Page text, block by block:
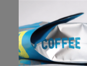
我們寫下的風
因此，可能會
不同的水質、研
能夠帶出